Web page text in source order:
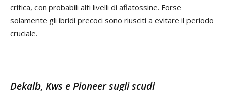
critica, con probabili alti livelli di aflatossine. Forse
solamente gli ibridi precoci sono riusciti a evitare il periodo
cruciale.
Dekalb, Kws e Pioneer sugli scudi